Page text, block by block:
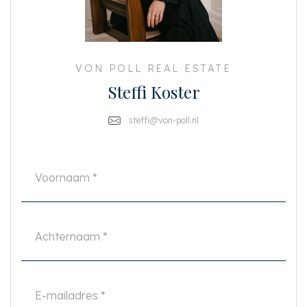
De luxe open keuken gedeeltelijk uitgevoerd in greep loos donker hout is
voorzien van alle mogelijke inbouw apparatuur, zoals een inductieplaat met
In het midden van het appartement een separate wc, een wasruimte en de
badkamer – voorzien van een inloopdouche en wastafel met meubel.
deuren bieden hier toegang tot het balkon.
- GEMEUBILEERD
- Vloerverwarming aanwezig
- Servicekosten voor nutsvoorzieningen bedragen €300,- per maand (gas,
- Waarborgsom van 2 maanden huur
VON POLL REAL ESTATE
Steffi Koster
steffi@von-poll.nl